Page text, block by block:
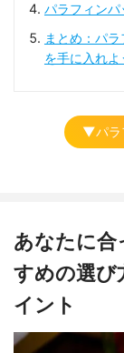
パラフィン
まとめ：パ
を手に入れよ
▼パラ
あなたに
すめの選び
イント